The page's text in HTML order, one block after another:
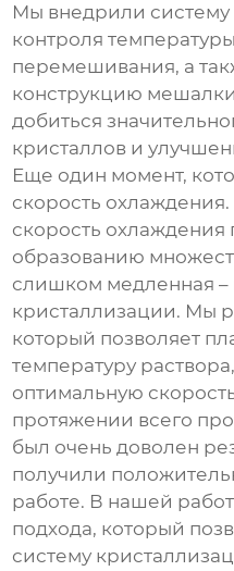
Мы внедрили систему
контроля
перемешивания, а
конструкцию
добиться
кристаллов и
Еще один момент,
скорость
скорость охлаждения
образованию
слишком медленная
кристаллизации. Мы
который позволяет
температуру
оптимальную
протяжении всего
был очень доволен
получили
работе. В нашей
подхода, который
систему